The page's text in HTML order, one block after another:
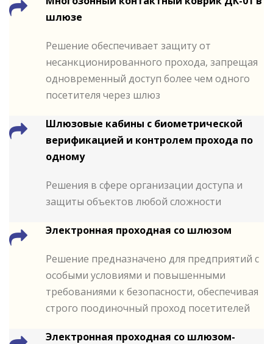
шлюзе
Решение обеспечивает защиту от
несанкционированного прохода, запрещая
одновременный доступ более чем одного
посетителя через шлюз
Шлюзовые кабины с биометрической
верификацией и контролем прохода по
одному
Решения в сфере организации доступа и
защиты объектов любой сложности
Электронная проходная со шлюзом
Решение предназначено для предприятий с
особыми условиями и повышенными
требованиями к безопасности, обеспечивая
строго поодиночный проход посетителей
Электронная проходная со шлюзом-